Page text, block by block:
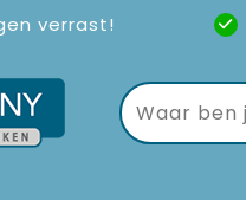
verrast!
(4,6/5)